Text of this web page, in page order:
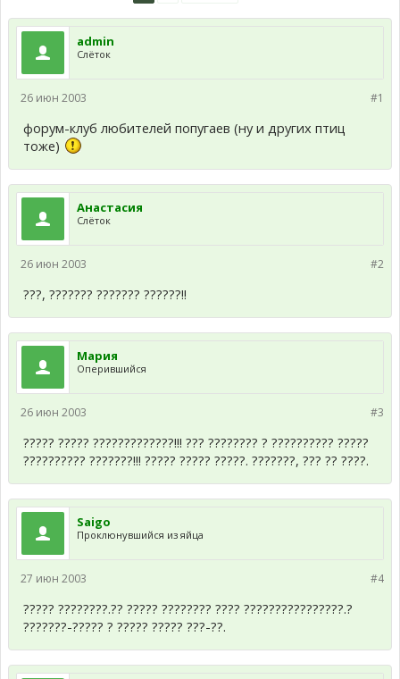
admin
Слёток
#1
26 июн 2003
форум-клуб любителей попугаев (ну и других птиц
тоже)
Анастасия
Слёток
#2
26 июн 2003
???, ??????? ??????? ??????!!
Мария
Оперившийся
#3
26 июн 2003
????? ????? ?????????????!!! ??? ???????? ? ?????????? ?????
?????????? ???????!!! ????? ????? ?????. ???????, ??? ?? ????.
Saigo
Проклюнувшийся из яйца
#4
27 июн 2003
????? ????????.?? ????? ???????? ???? ????????????????.?
???????-????? ? ????? ????? ???-??.